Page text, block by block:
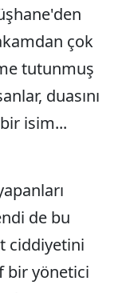
çok
tutunmuş
duasını
isim...
de bu
ciddiyetini
bir yönetici